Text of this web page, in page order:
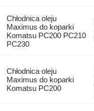
Chłodnica oleju
Maximus do koparki
Komatsu PC200 PC210
PC230
Chłodnica oleju
Maximus do koparki
Komatsu PC200